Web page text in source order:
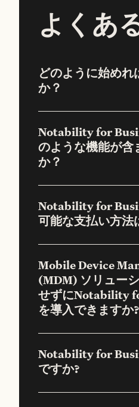
よくあ
どのように始めれ
か？
Notability for
のような機能が含
か？
Notability for
可能な支払い方法
Mobile Device
(MDM) ソリュー
せずにNotability
を導入できますか?
Notability for
ですか?